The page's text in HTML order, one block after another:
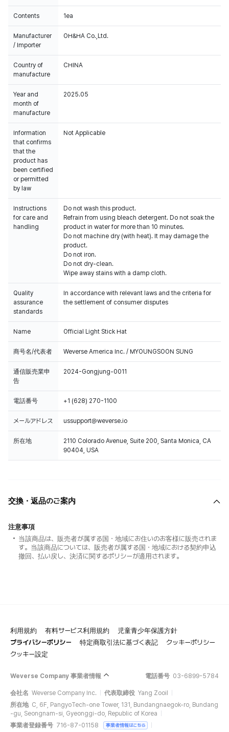
Contents 1ea
Manufacturer
/ Importer
OH&HA Co.,Ltd.
Country of
manufacture
CHINA
Year and
month of
manufacture
2025.05
Information
that confirms
that the
product has
been certified
or permitted
by law
Not Applicable
Instructions
for care and
handling
Do not wash this product.
Refrain from using bleach detergent. Do not soak the
product in water for more than 10 minutes.
Do not machine dry (with heat). It may damage the
product.
Do not iron.
Do not dry-clean.
Wipe away stains with a damp cloth.
Quality
assurance
standards
In accordance with relevant laws and the criteria for
the settlement of consumer disputes
Name Official Light Stick Hat
商号名/代表者 Weverse America Inc. / MYOUNGSOON SUNG
通信販売業申
告
2024-Gongjung-0011
電話番号 +1 (628) 270-1100
メールアドレス ussupport@weverse.io
所在地
2110 Colorado Avenue, Suite 200, Santa Monica, CA
90404, USA
交換・返品のご案内
注意事項
当該商品は、販売者が属する国・地域にお住いのお客様に販売されま
す。当該商品については、販売者が属する国・地域における契約申込
撤回、払い戻し、決済に関するポリシーが適用されます。
利用規約 有料サービス利用規約
児童青少年保護方針
プライバシーポリシー
特定商取引法に基づく表記
クッキーポリシー
クッキー設定
Weverse Company 事業者情報 電話番号 03-6899-5784
会社名 Weverse Company Inc. 代表取締役 Yang Zooil
所在地 C, 6F, PangyoTech-one Tower, 131, Bundangnaegok-ro, Bundang
-gu, Seongnam-si, Gyeonggi-do, Republic of Korea
事業者登録番号 716-87-01158 事業者情報はこちら